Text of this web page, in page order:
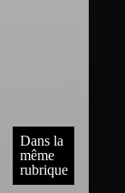
Dans la
même
rubrique